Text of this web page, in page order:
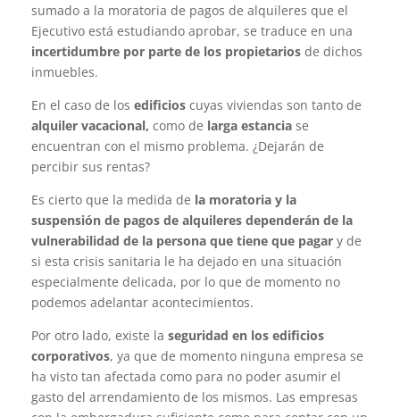
sumado a la moratoria de pagos de alquileres que el
Ejecutivo está estudiando aprobar, se traduce en una
incertidumbre por parte de los propietarios de dichos
inmuebles.
En el caso de los edificios cuyas viviendas son tanto de
alquiler vacacional, como de larga estancia se
encuentran con el mismo problema. ¿Dejarán de
percibir sus rentas?
Es cierto que la medida de la moratoria y la
suspensión de pagos de alquileres dependerán de la
vulnerabilidad de la persona que tiene que pagar y de
si esta crisis sanitaria le ha dejado en una situación
especialmente delicada, por lo que de momento no
podemos adelantar acontecimientos.
Por otro lado, existe la seguridad en los edificios
corporativos, ya que de momento ninguna empresa se
ha visto tan afectada como para no poder asumir el
gasto del arrendamiento de los mismos. Las empresas